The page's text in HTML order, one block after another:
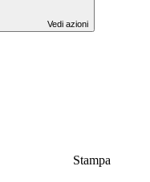
Vedi azioni
Stampa